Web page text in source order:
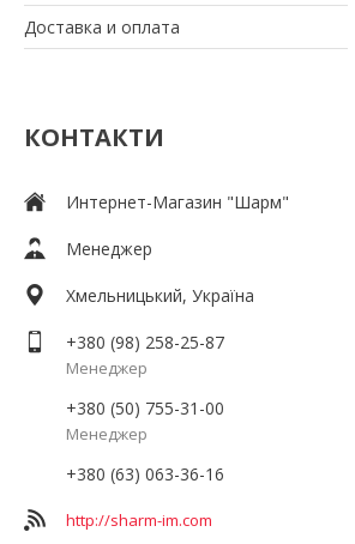
Доставка и оплата
КОНТАКТИ
Интернет-Магазин "Шарм"
Менеджер
Хмельницький, Україна
+380 (98) 258-25-87
Менеджер
+380 (50) 755-31-00
Менеджер
+380 (63) 063-36-16
http://sharm-im.com